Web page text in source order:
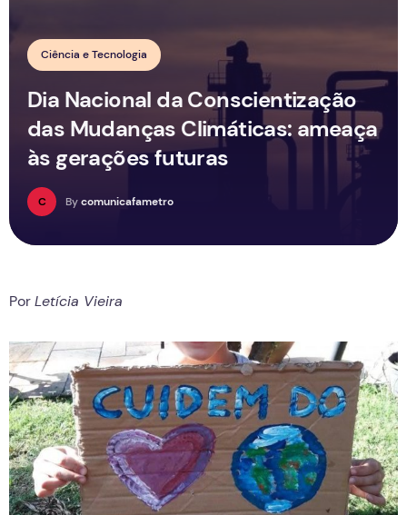
Ciência e Tecnologia
Dia Nacional da Conscientização
das Mudanças Climáticas: ameaça
às gerações futuras
C Bycomunicafametro
PorLetícia Vieira